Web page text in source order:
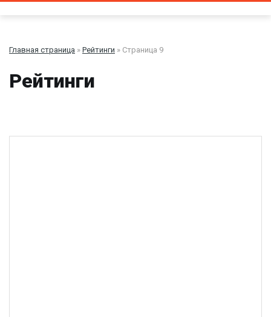
Главная страница » Рейтинги » Страница 9
Рейтинги